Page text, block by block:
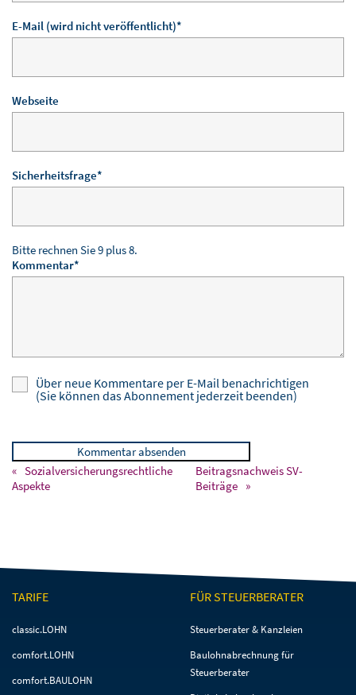
Pflichtfeld
E-Mail (wird nicht veröffentlicht)*
Webseite
Pflichtfeld
Sicherheitsfrage*
Bitte rechnen Sie 9 plus 8.
Pflichtfeld
Kommentar*
Über neue Kommentare per E-Mail benachrichtigen
(Sie können das Abonnement jederzeit beenden)
Kommentar absenden
Sozialversicherungsrechtliche
Aspekte
Beitragsnachweis SV-
Beiträge
TARIFE
Navigation
classic.LOHN
comfort.LOHN
comfort.BAULOHN
FÜR STEUERBERATER
Navigation
Steuerberater & Kanzleien
Baulohnabrechnung für
Steuerberater